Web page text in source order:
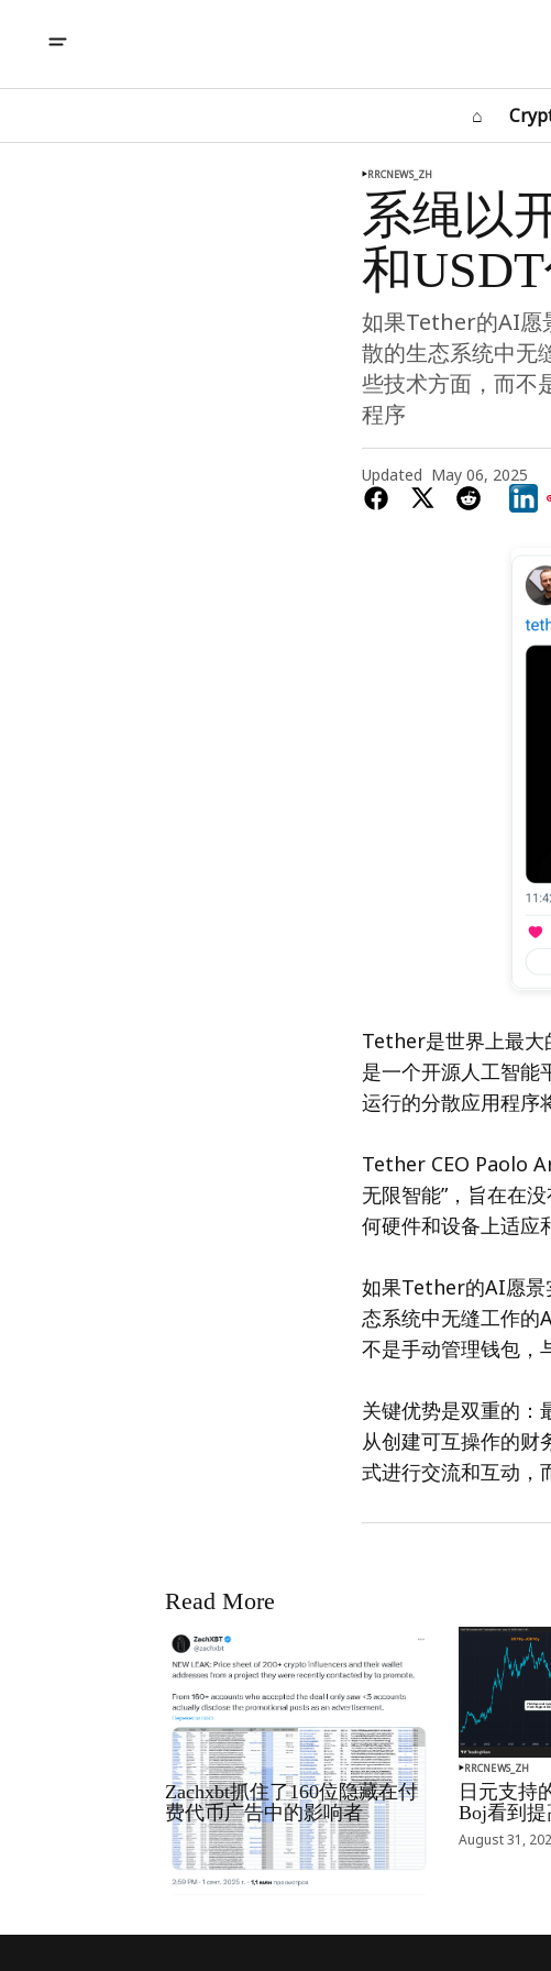
⌂
RRCNEWS_ZH
系绳以
和
如果Tether的AI愿
散的生态系统中无
些技术方面，而不
程序
Updated May 06, 2025
Tether是世界上最
是一个开源人工智能
运行的分散应用程序
Tether CEO Paolo
无限智能”，旨在在
何硬件和设备上适应
如果Tether的AI愿景
态系统中无缝工作的
不是手动管理钱包，
关键优势是双重的：
从创建可互操作的财
式进行交流和互动，
Read More
RRCNEWS_ZH
Zachxbt抓住了160位隐藏在付
费代币广告中的影响者
September 01, 2025
RRCNEWS_ZH
日元支持
Boj看到
August 31,